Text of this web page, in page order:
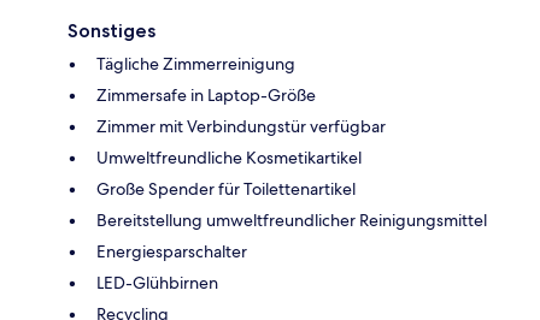
Sonstiges
Tägliche Zimmerreinigung
Zimmersafe in Laptop-Größe
Zimmer mit Verbindungstür verfügbar
Umweltfreundliche Kosmetikartikel
Große Spender für Toilettenartikel
Bereitstellung umweltfreundlicher Reinigungsmittel
Energiesparschalter
LED-Glühbirnen
Recycling